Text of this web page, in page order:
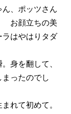
、ポッツさん
お顔立ちの美
ラはやはりタダ
身を翻して、
ったのでし
れて初めて。